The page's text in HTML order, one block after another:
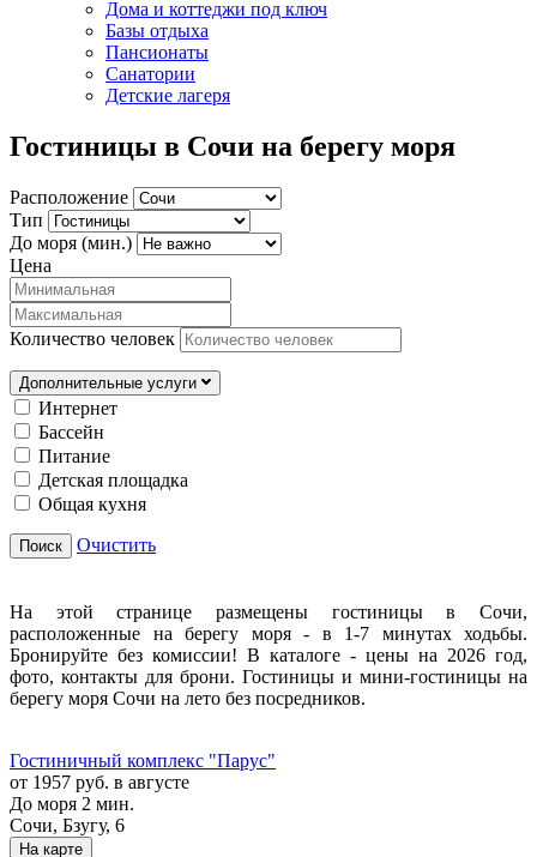
Дома и коттеджи под ключ
Базы отдыха
Пансионаты
Санатории
Детские лагеря
Гостиницы в Сочи на берегу моря
Расположение
Тип
До моря (мин.)
Цена
Количество человек
Дополнительные услуги
Интернет
Бассейн
Питание
Детская площадка
Общая кухня
Поиск Очистить
На этой странице размещены гостиницы в Сочи,
расположенные на берегу моря - в 1-7 минутах ходьбы.
Бронируйте без комиссии! В каталоге - цены на 2026 год,
фото, контакты для брони. Гостиницы и мини-гостиницы на
берегу моря Сочи на лето без посредников.
Гостиничный комплекс "Парус"
от 1957 руб. в августе
До моря 2 мин.
Сочи, Бзугу, 6
На карте